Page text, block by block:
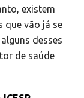
existem
que vão já se
desses
de saúde